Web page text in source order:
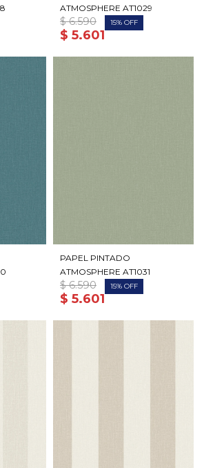
ATMOSPHERE AT1029
$ 5.601
$ 6.590 15
PAPEL PINTADO
ATMOSPHERE AT1031
$ 5.601
$ 6.590 15